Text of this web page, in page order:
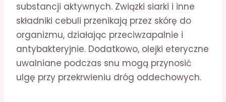
substancji aktywnych. Związki siarki i inne
składniki cebuli przenikają przez skórę do
organizmu, działając przeciwzapalnie i
antybakteryjnie. Dodatkowo, olejki eteryczne
uwalniane podczas snu mogą przynosić
ulgę przy przekrwieniu dróg oddechowych.